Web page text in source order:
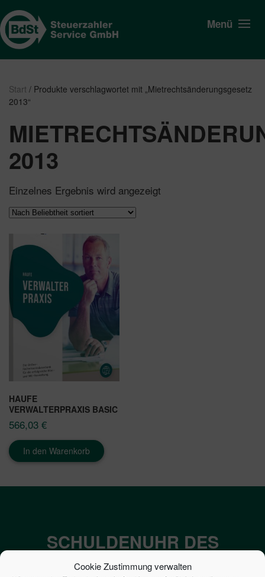
Cookie Zustimmung verwalten
Menü
Start / Produkte verschlagwortet mit „Mietrechtsänderungsgesetz
2013“
2013
Einzelnes Ergebnis wird angezeigt
HAUFE
VERWALTERPRAXIS BASIC
566,03 €
In den Warenkorb
SCHULDENUHR DES
BUNDES DER